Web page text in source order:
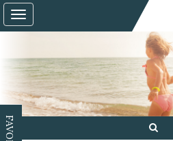
Toggle
navigation